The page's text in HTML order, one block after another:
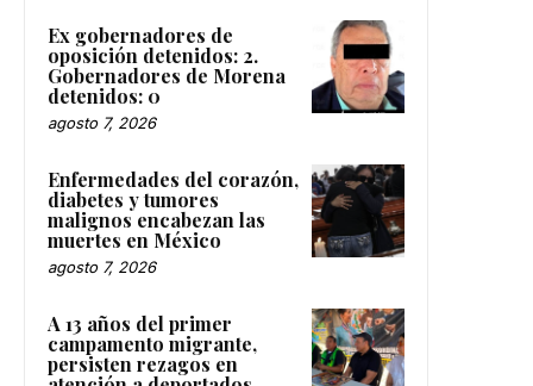
Ex gobernadores de
oposición detenidos: 2.
Gobernadores de Morena
detenidos: 0
agosto 7, 2026
Enfermedades del corazón,
diabetes y tumores
malignos encabezan las
muertes en México
agosto 7, 2026
A 13 años del primer
campamento migrante,
persisten rezagos en